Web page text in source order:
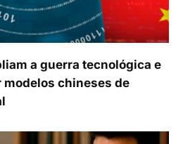
a guerra tecnológica e
chineses de